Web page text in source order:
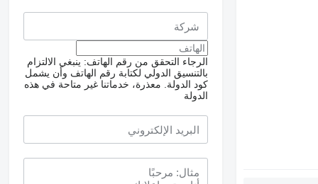
الرجاء التحقق من رقم الهاتف: ينبغي الالتزام
بالتنسيق الدولي لكتابة رقم الهاتف وأن يشمل
كود الدولة.
معذرة، خدماتنا غير متاحة في هذه
الدولة